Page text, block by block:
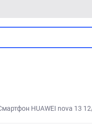
HUAWEI nova 13